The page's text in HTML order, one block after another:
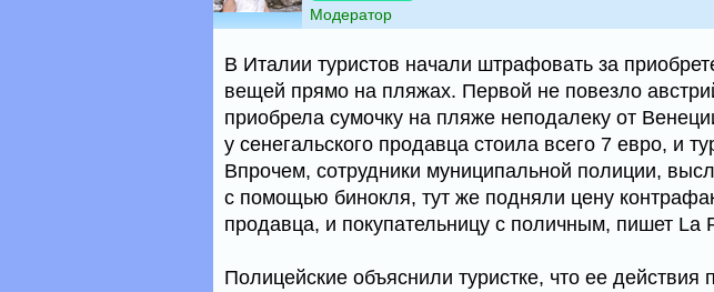
Модератор
В Италии туристов начали штрафовать за
вещей прямо на пляжах. Первой не повезло
приобрела сумочку на пляже неподалеку от
у сенегальского продавца стоила всего 7 евро, и
Впрочем, сотрудники муниципальной полиции,
с помощью бинокля, тут же подняли цену
продавца, и покупательницу с поличным, пишет La
Полицейские объяснили туристке, что ее